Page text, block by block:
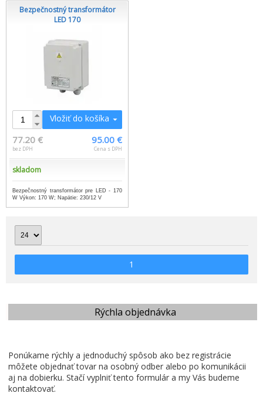
Rýchla objednávka
Ponúkame rýchly a jednoduchý spôsob ako bez registrácie
môžete objednať tovar na osobný odber alebo po komunikácii
aj na dobierku. Stačí vyplniť tento formulár a my Vás budeme
kontaktovať.
Bezpečnostný transformátor
LED 170
Vložiť do košíka
77.20 €
bez DPH
95.00 €
Cena s DPH
skladom
Bezpečnostný transformátor pre LED - 170
W Výkon: 170 W; Napätie: 230/12 V
1